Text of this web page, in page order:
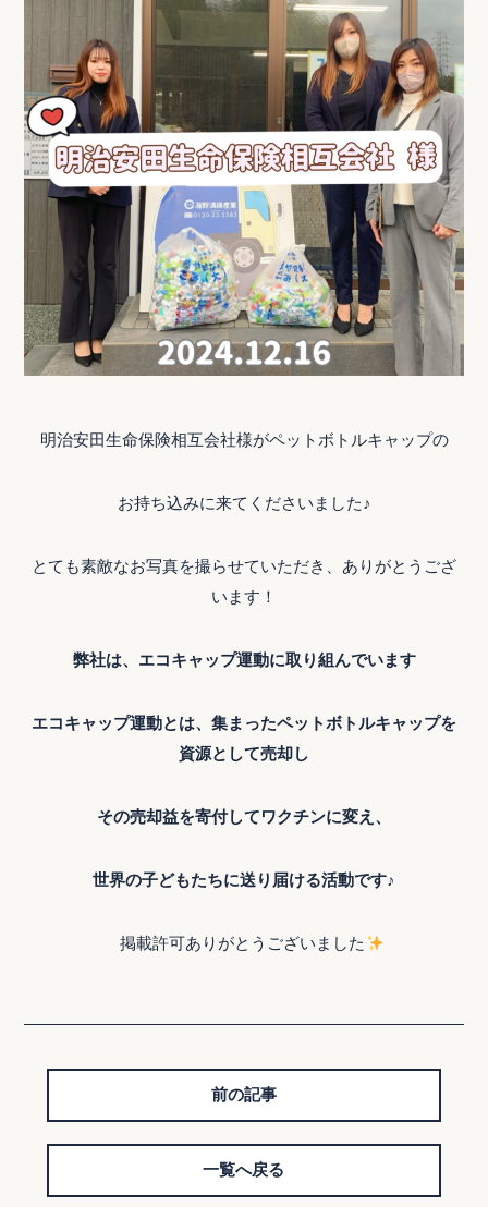
明治安田生命保険相互会社様がペットボトルキャップの
お持ち込みに来てくださいました♪
とても素敵なお写真を撮らせていただき、ありがとうござ
います！
弊社は、エコキャップ運動に取り組んでいます
エコキャップ運動とは、集まったペットボトルキャップを
資源として売却し
その売却益を寄付してワクチンに変え、
世界の子どもたちに送り届ける活動です♪
掲載許可ありがとうございました
前の記事
一覧へ戻る